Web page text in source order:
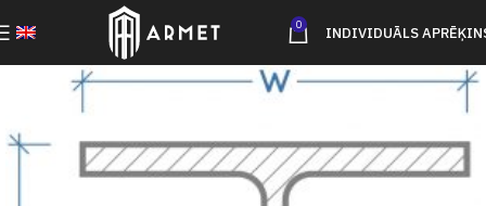
0 INDIVIDUĀLS